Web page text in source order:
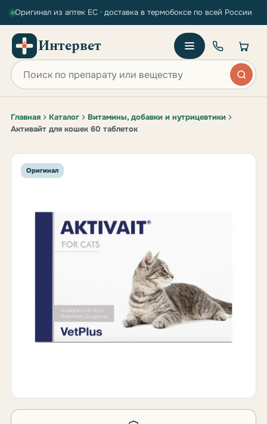
Оригинал из аптек ЕС · доставка в термобоксе по всей России
Интервет
Поиск по сайту
Главная Каталог
Витамины, добавки и нутрицевтики
Активайт для кошек 60 таблеток
Оригинал